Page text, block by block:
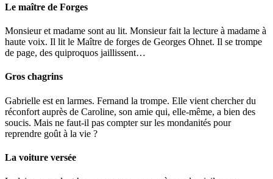
Le maître de Forges
Monsieur et madame sont au lit. Monsieur fait la lecture à madame à
haute voix. Il lit le Maître de forges de Georges Ohnet. Il se trompe
de page, des quiproquos jaillissent…
Gros chagrins
Gabrielle est en larmes. Fernand la trompe. Elle vient chercher du
réconfort auprès de Caroline, son amie qui, elle-même, a bien des
soucis. Mais ne faut-il pas compter sur les mondanités pour
reprendre goût à la vie ?
La voiture versée